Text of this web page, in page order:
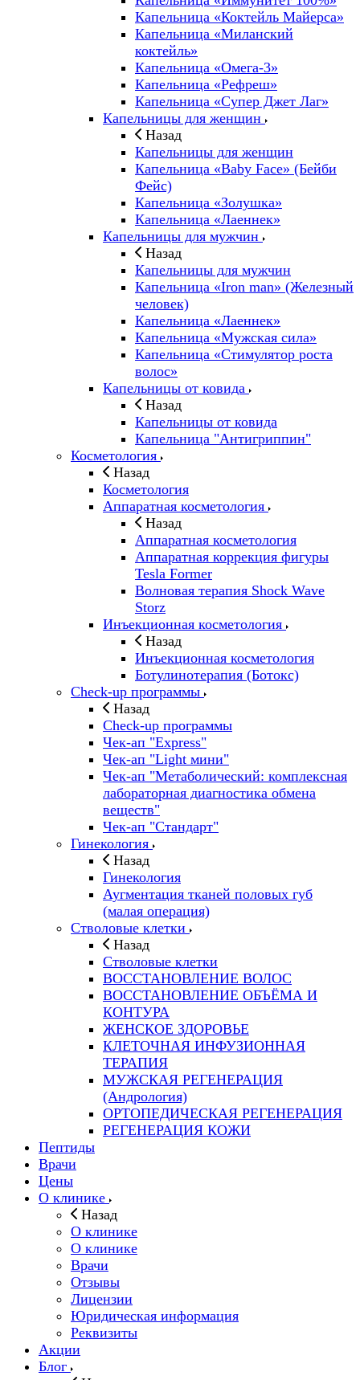
Капельница «Коктейль Майерса»
Капельница «Миланский
коктейль»
Капельница «Омега-3»
Капельница «Рефреш»
Капельница «Супер Джет Лаг»
Капельницы для женщин
Назад
Капельницы для женщин
Капельница «Baby Face» (Бейби
Фейс)
Капельница «Золушка»
Капельница «Лаеннек»
Капельницы для мужчин
Назад
Капельницы для мужчин
Капельница «Iron man» (Железный
человек)
Капельница «Лаеннек»
Капельница «Мужская сила»
Капельница «Стимулятор роста
волос»
Капельницы от ковида
Назад
Капельницы от ковида
Капельница "Антигриппин"
Косметология
Назад
Косметология
Аппаратная косметология
Назад
Аппаратная косметология
Аппаратная коррекция фигуры
Tesla Former
Волновая терапия Shock Wave
Storz
Инъекционная косметология
Назад
Инъекционная косметология
Ботулинотерапия (Ботокс)
Check-up программы
Назад
Check-up программы
Чек-ап "Express"
Чек-ап "Light мини"
Чек-ап "Метаболический: комплексная
лабораторная диагностика обмена
веществ"
Чек-ап "Стандарт"
Гинекология
Назад
Гинекология
Аугментация тканей половых губ
(малая операция)
Стволовые клетки
Назад
Стволовые клетки
ВОССТАНОВЛЕНИЕ ВОЛОС
ВОССТАНОВЛЕНИЕ ОБЪЁМА И
КОНТУРА
ЖЕНСКОЕ ЗДОРОВЬЕ
КЛЕТОЧНАЯ ИНФУЗИОННАЯ
ТЕРАПИЯ
МУЖСКАЯ РЕГЕНЕРАЦИЯ
(Андрология)
ОРТОПЕДИЧЕСКАЯ РЕГЕНЕРАЦИЯ
РЕГЕНЕРАЦИЯ КОЖИ
Пептиды
Врачи
Цены
О клинике
Назад
О клинике
О клинике
Врачи
Отзывы
Лицензии
Юридическая информация
Реквизиты
Акции
Блог